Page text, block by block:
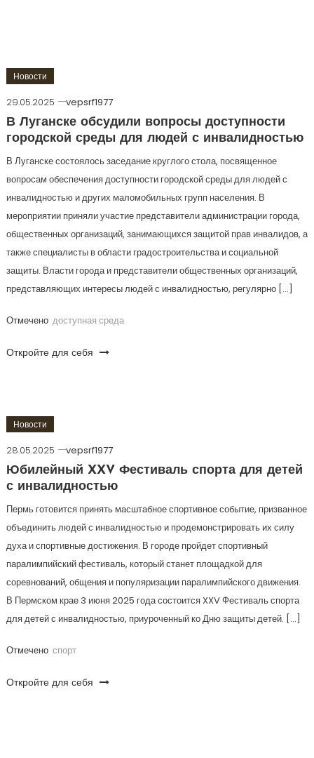
Новости
29.05.2025
vepsrf1977
В Луганске обсудили вопросы доступности
городской среды для людей с инвалидностью
В Луганске состоялось заседание круглого стола, посвященное
вопросам обеспечения доступности городской среды для людей с
инвалидностью и других маломобильных групп населения. В
мероприятии приняли участие представители администрации города,
общественных организаций, занимающихся защитой прав инвалидов, а
также специалисты в области градостроительства и социальной
защиты. Власти города и представители общественных организаций,
представляющих интересы людей с инвалидностью, регулярно […]
Отмечено доступная среда
Откройте для себя
Новости
28.05.2025
vepsrf1977
Юбилейный XXV Фестиваль спорта для детей
с инвалидностью
Пермь готовится принять масштабное спортивное событие, призванное
объединить людей с инвалидностью и продемонстрировать их силу
духа и спортивные достижения. В городе пройдет спортивный
паралимпийский фестиваль, который станет площадкой для
соревнований, общения и популяризации паралимпийского движения.
В Пермском крае 3 июня 2025 года состоится XXV Фестиваль спорта
для детей с инвалидностью, приуроченный ко Дню защиты детей. […]
Отмечено спорт
Откройте для себя